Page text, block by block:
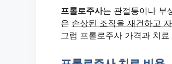
프롤로주사는 관절통이나 부
은 손상된 조직을 재건하고
그럼 프롤로주사 가격과 치